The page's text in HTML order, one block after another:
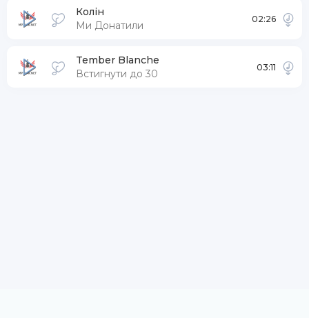
Колін
Ми Донатили
02:26
Tember Blanche
Встигнути до 30
03:11